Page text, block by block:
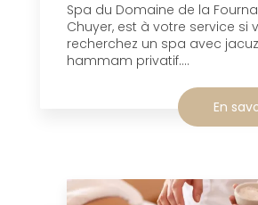
Spa du Domaine de la
Chuyer, est à votre service si
recherchez un spa avec
hammam privatif....
En